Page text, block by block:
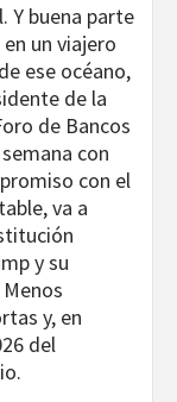
Y buena parte
un viajero
ese océano,
de la
de Bancos
con
con el
va a
y su
y, en
del